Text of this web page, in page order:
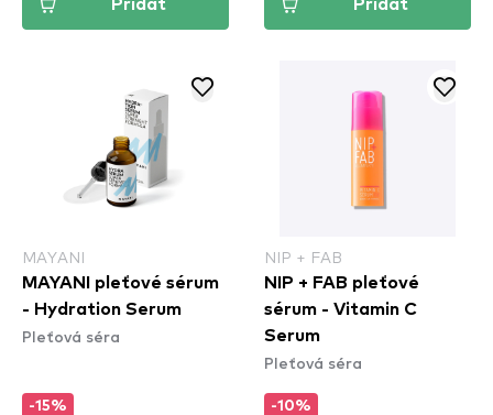
Přidat Přidat
MAYANI
MAYANI pleťové sérum
- Hydration Serum
Pleťová séra
-15%
NIP + FAB
NIP + FAB pleťové
sérum - Vitamin C
Serum
Pleťová séra
-10%